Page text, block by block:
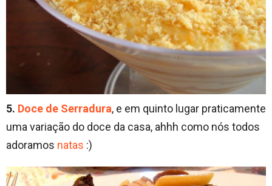
5. Doce de Serradura, e em quinto lugar praticamente
uma variação do doce da casa, ahhh como nós todos
adoramos natas :)